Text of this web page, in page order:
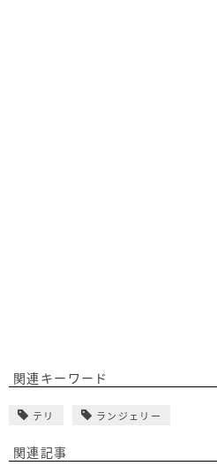
関連キーワード
テリ ランジェリー
関連記事